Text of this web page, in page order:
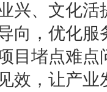
兴、文化活
向，优化服
目堵点难点
效，让产业